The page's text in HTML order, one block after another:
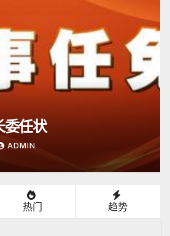
2026年6月15日
热门 趋势